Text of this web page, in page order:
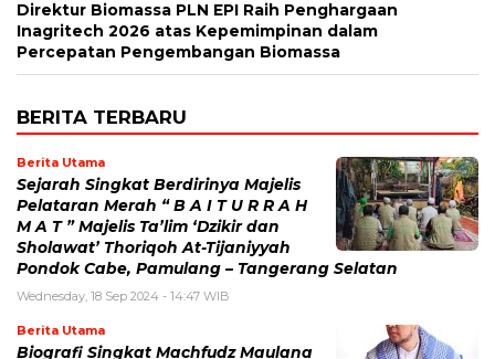
Direktur Biomassa PLN EPI Raih Penghargaan
Inagritech 2026 atas Kepemimpinan dalam
Percepatan Pengembangan Biomassa
BERITA TERBARU
Berita Utama
Sejarah Singkat Berdirinya Majelis
Pelataran Merah “ B A I T U R R A H
M A T ” Majelis Ta’lim ‘Dzikir dan
Sholawat’ Thoriqoh At-Tijaniyyah
Pondok Cabe, Pamulang – Tangerang Selatan
Wednesday, 18 Sep 2024 - 14:47 WIB
Berita Utama
Biografi Singkat Machfudz Maulana